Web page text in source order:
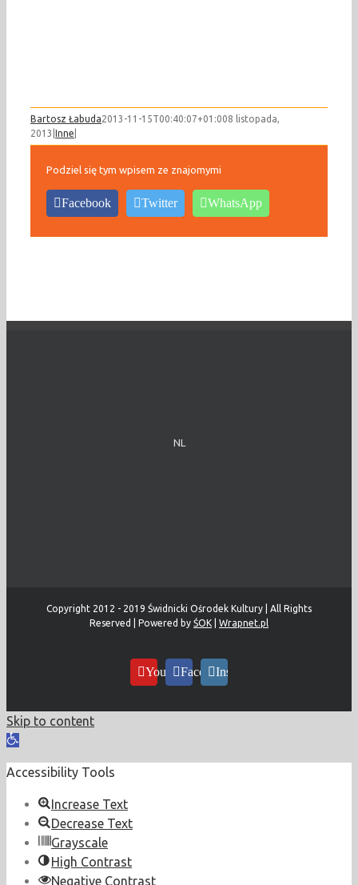
Bartosz Łabuda2013-11-15T00:40:07+01:008 listopada,
2013
Inne
Podziel się tym wpisem ze znajomymi
Facebook Twitter WhatsApp
NL
Copyright 2012 - 2019 Świdnicki Ośrodek Kultury | All Rights
Reserved | Powered by ŚOK Wrapnet.pl
YouTubeFacebookInstagram
Skip to content
Open
Accessibility Tools
Increase Text
Decrease Text
Grayscale
High Contrast
Negative Contrast